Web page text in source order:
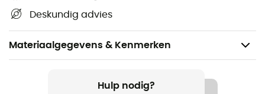
Deskundig advies
Materiaalgegevens & Kenmerken
Klimmen / Dagelijks LevenHulp nodig?